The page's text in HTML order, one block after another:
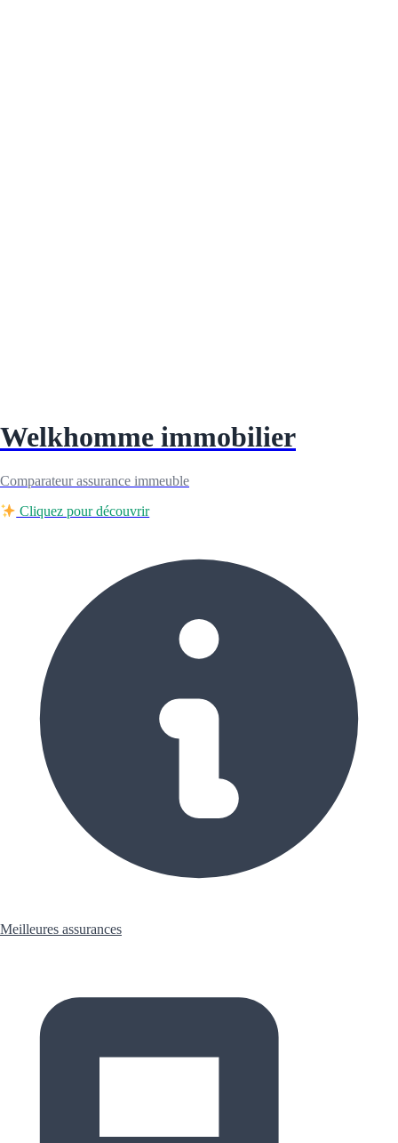
Welkhomme immobilier
Comparateur assurance immeuble
Cliquez pour découvrir
Meilleures assurances